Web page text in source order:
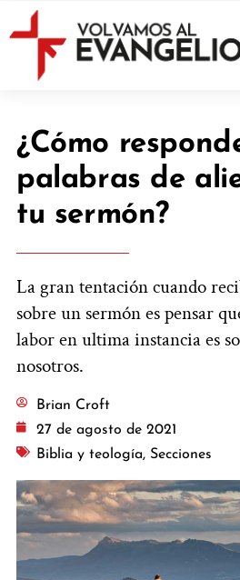
¿Cómo
palabras de
tu sermón?
La gran tentación cuando
sobre un sermón es pensar
labor en ultima instancia es
nosotros.
Brian Croft
27 de agosto de 2021
Biblia y teología, Secciones